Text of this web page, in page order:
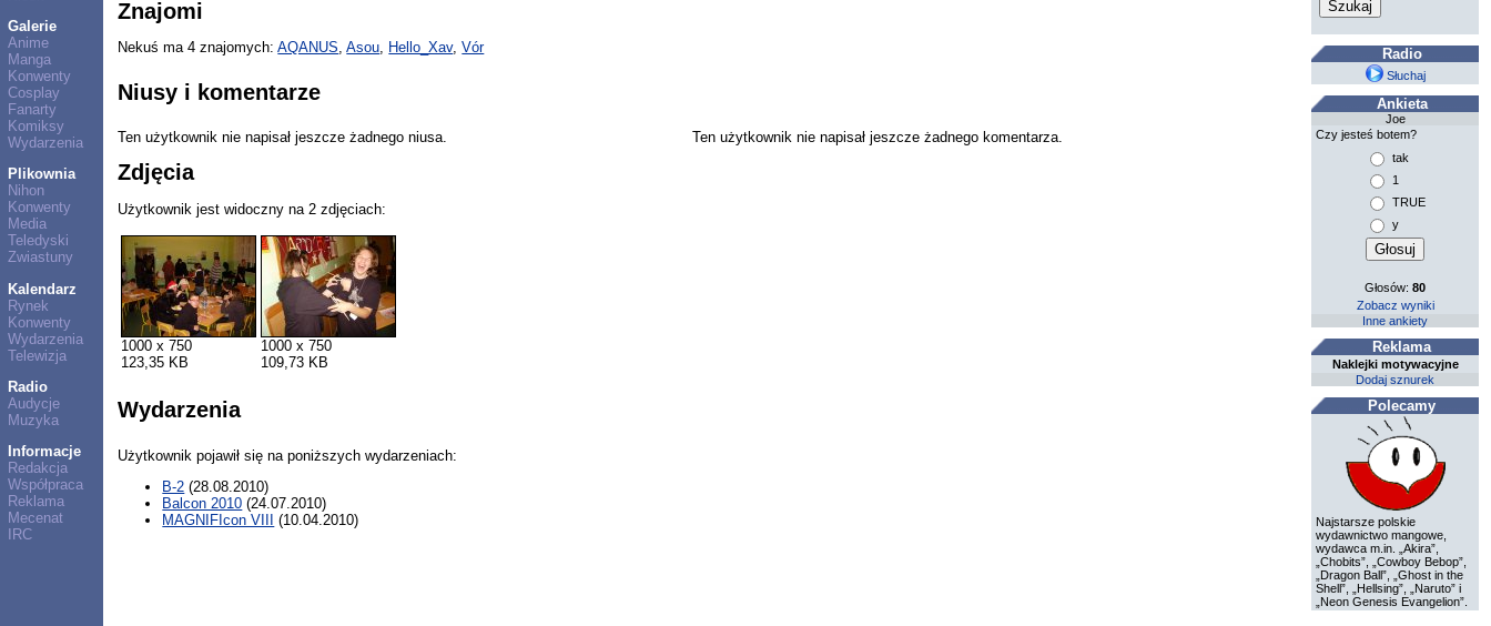
Galerie
Anime
Manga
Konwenty
Cosplay
Fanarty
Komiksy
Wydarzenia
Plikownia
Nihon
Konwenty
Media
Teledyski
Zwiastuny
Kalendarz
Rynek
Konwenty
Wydarzenia
Telewizja
Radio
Audycje
Muzyka
Informacje
Redakcja
Współpraca
Reklama
Mecenat
IRC
Znajomi
Nekuś ma 4 znajomych:AQANUS,Asou, Hello_Xav,Vór
Niusy i komentarze
Ten użytkownik nie napisał jeszcze żadnego niusa. Ten użytkownik nie napisał jeszcze żadnego komentarza.
Zdjęcia
Użytkownik jest widoczny na 2 zdjęciach:
1000 x 750
123,35 KB
1000 x 750
109,73 KB
Wydarzenia
Użytkownik pojawił się na poniższych wydarzeniach:
B-2 (28.08.2010)
Balcon 2010 (24.07.2010)
MAGNIFIcon VIII
(10.04.2010)
Radio
Słuchaj
Ankieta
Joe
Czy jesteś botem?
tak
1
TRUE
y
Głosów:80
Zobacz wyniki
Inne ankiety
Reklama
Naklejki motywacyjne
Dodaj sznurek
Polecamy
Najstarsze polskie
wydawnictwo mangowe,
wydawca m.in. „Akira”,
„Chobits”, „Cowboy Bebop”,
„Dragon Ball”, „Ghost in the
Shell”, „Hellsing”, „Naruto” i
„Neon Genesis Evangelion”.